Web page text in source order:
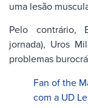
uma lesão
Pelo contrário,
jornada), Uros
problemas
Fan of the
com a UD